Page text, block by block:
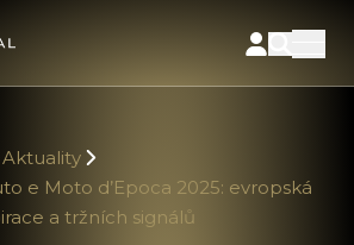
Aktuality
e Moto d’Epoca 2025: evropská
a tržních signálů